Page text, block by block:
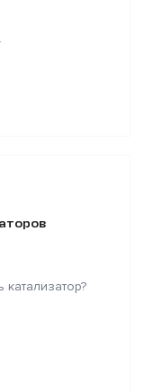
катализатор?